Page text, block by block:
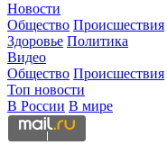
Новости
Общество Происшествия
Здоровье Политика
Видео
Общество Происшествия
Топ новости
В России В мире